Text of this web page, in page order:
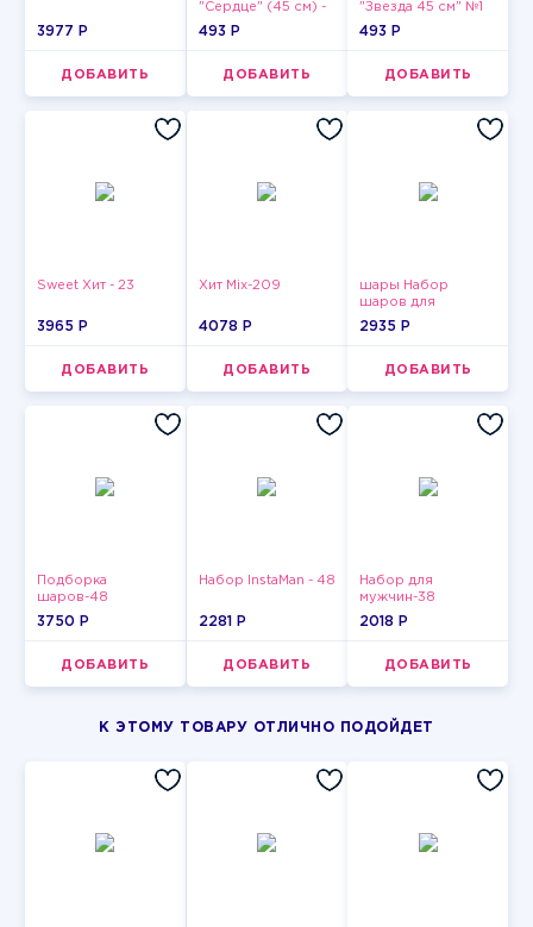
3977 P
ДОБАВИТЬ
"Сердце" (45 см) -
2
493 P
ДОБАВИТЬ
"Звезда 45 см" №1
493 P
ДОБАВИТЬ
Sweet Хит - 23
3965 P
ДОБАВИТЬ
Хит Mix-209
4078 P
ДОБАВИТЬ
шары Набор
шаров для
девушки-13
2935 P
ДОБАВИТЬ
Подборка
шаров-48
3750 P
ДОБАВИТЬ
Набор InstaMan - 48
2281 P
ДОБАВИТЬ
Набор для
мужчин-38
2018 P
ДОБАВИТЬ
К ЭТОМУ ТОВАРУ ОТЛИЧНО ПОДОЙДЕТ